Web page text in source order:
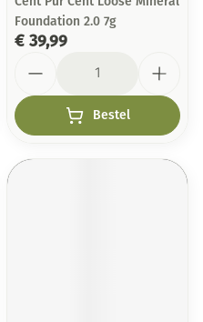
Foundation 2.0 7g
€ 39,99
Bestel